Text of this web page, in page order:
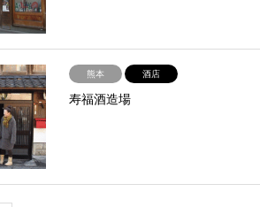
熊本 酒店
寿福酒造場